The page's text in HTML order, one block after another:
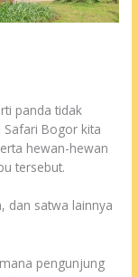
panda tidak
Bogor kita
hewan-hewan
tersebut.
dan satwa lainnya
pengunjung